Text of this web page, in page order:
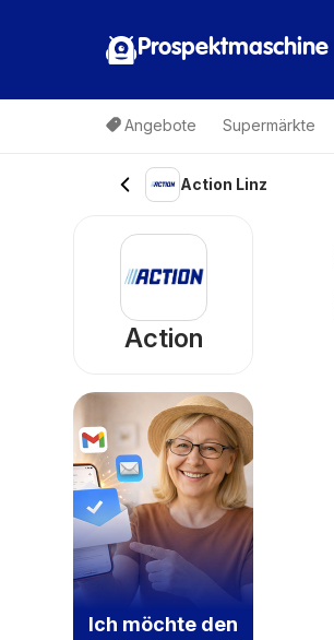
Prospektmaschine
Angebote Supermärkte
Action Linz
Action
Ich möchte den